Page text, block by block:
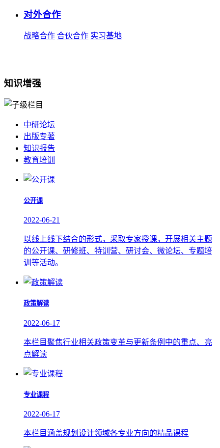
对外合作
战略合作 合伙合作 实习基地
知识增强
中研论坛
出版专著
知识报告
教育培训
公开课
2022-06-21
以线上线下结合的形式，采取专家授课，开展相关主题
的公开课、研修班、特训营、研讨会、微论坛、专题培
训等活动。
政策解读
2022-06-17
本栏目聚焦行业相关政策变革与更新条例中的重点、亮
点解读
专业课程
2022-06-17
本栏目涵盖规划设计领域各专业方向的精品课程